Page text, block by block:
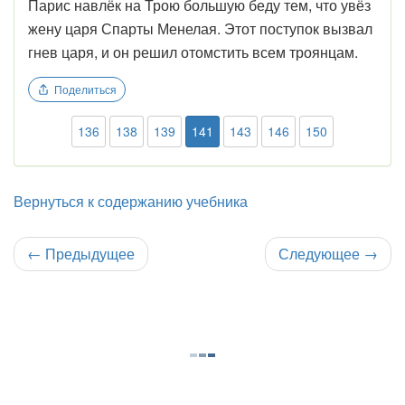
Парис навлёк на Трою большую беду тем, что увёз
жену царя Спарты Менелая. Этот поступок вызвал
гнев царя, и он решил отомстить всем троянцам.
Поделиться
136 138 139 141 143 146 150
Вернуться к содержанию учебника
← Предыдущее Следующее →